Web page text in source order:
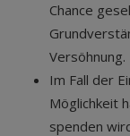
Chance
Versöhnung.
Im Fall der
Möglichkeit
spenden